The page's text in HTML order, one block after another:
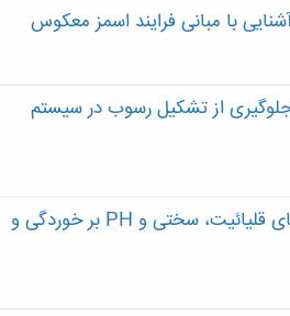
با مبانی فرایند اسمز معکوس
از تشکیل رسوب در سیستم
ارتباط میان فاکتورهای قلیائیت، سختی و PH بر خوردگی و